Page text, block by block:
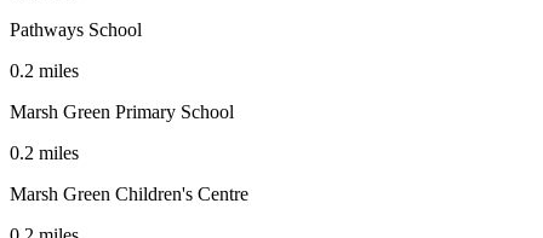
Pathways School
0.2 miles
Marsh Green Primary School
0.2 miles
Marsh Green Children's Centre